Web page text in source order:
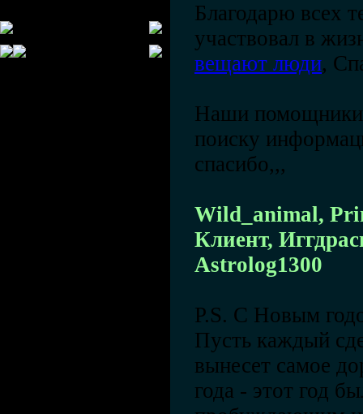
Благодарю всех
участвовал в
вещают люди,
Наши помощники
поиску
спасибо,,,
Wild_animal,
Клиент,
Astrolog1300
P.S. С Новым
Пусть каждый
вынесет самое
года - этот год